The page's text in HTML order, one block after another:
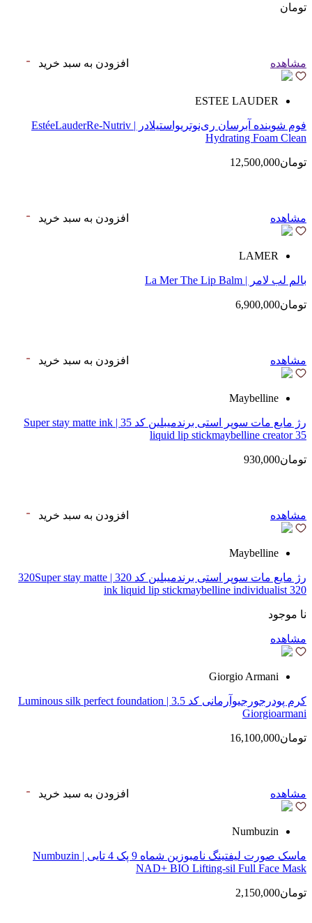
تومان
مشاهده افزودن به سبد خرید
ESTEE LAUDER
فوم شوینده آبرسان ری‌نوتریواستیلادر | EstéeLauderRe-Nutriv
Hydrating Foam Clean
تومان12,500,000
مشاهده افزودن به سبد خرید
LAMER
بالم لب لامر | La Mer The Lip Balm
تومان6,900,000
مشاهده افزودن به سبد خرید
Maybelline
رژ مایع مات سوپر استی‌ برندمیبلین کد 35 | Super stay matte ink
liquid lip stickmaybelline creator 35
تومان930,000
مشاهده افزودن به سبد خرید
Maybelline
رژ مایع مات سوپر استی‌ برندمیبلین کد 320 | 320Super stay matte
ink liquid lip stickmaybelline individualist 320
نا موجود
مشاهده
Giorgio Armani
کرم پودرجورجیوآرمانی کد 3.5 | Luminous silk perfect foundation
Giorgioarmani
تومان16,100,000
مشاهده افزودن به سبد خرید
Numbuzin
ماسک صورت لیفتینگ نامبوزین شماه 9 پک 4 تایی | Numbuzin
NAD+ BIO Lifting-sil Full Face Mask
تومان2,150,000